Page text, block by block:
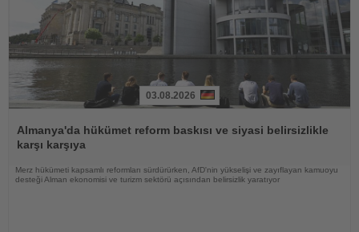
Oku
03.08.2026
Almanya'da hükümet reform baskısı ve siyasi belirsizlikle
karşı karşıya
Merz hükümeti kapsamlı reformları sürdürürken, AfD'nin yükselişi ve zayıflayan kamuoyu
desteği Alman ekonomisi ve turizm sektörü açısından belirsizlik yaratıyor